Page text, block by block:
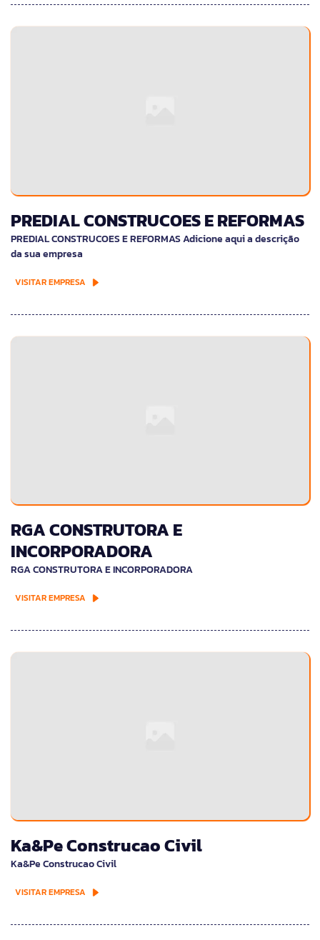
PREDIAL CONSTRUCOES E REFORMAS
PREDIAL CONSTRUCOES E REFORMAS Adicione aqui a descrição
da sua empresa
VISITAR EMPRESA
RGA CONSTRUTORA E
INCORPORADORA
RGA CONSTRUTORA E INCORPORADORA
VISITAR EMPRESA
Ka&Pe Construcao Civil
Ka&Pe Construcao Civil
VISITAR EMPRESA